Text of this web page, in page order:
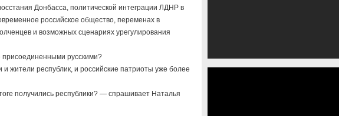
Донбасса, политической интеграции ЛДНР в
российское общество, переменах в
и возможных сценариях урегулирования
присоединенными русскими?
жители республик, и российские патриоты уже более
получились республики? — спрашивает Наталья